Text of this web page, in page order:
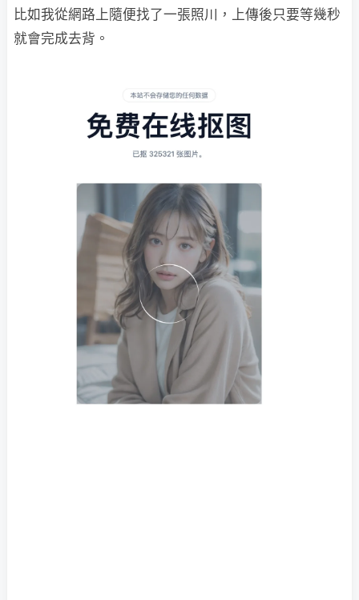
比如我從網路上隨便找了一張照川，上傳後只要等幾秒
就會完成去背。